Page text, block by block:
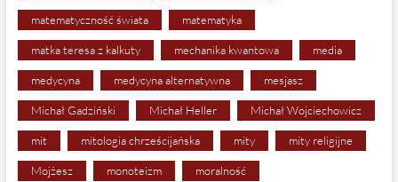
matematyczność świata matematyka
matka teresa z kalkuty mechanika kwantowa media
medycyna medycyna alternatywna mesjasz
Michał Gadziński Michał Heller Michał Wojciechowicz
mit mitologia chrześcijańska mity mity religijne
Mojżesz monoteizm moralność